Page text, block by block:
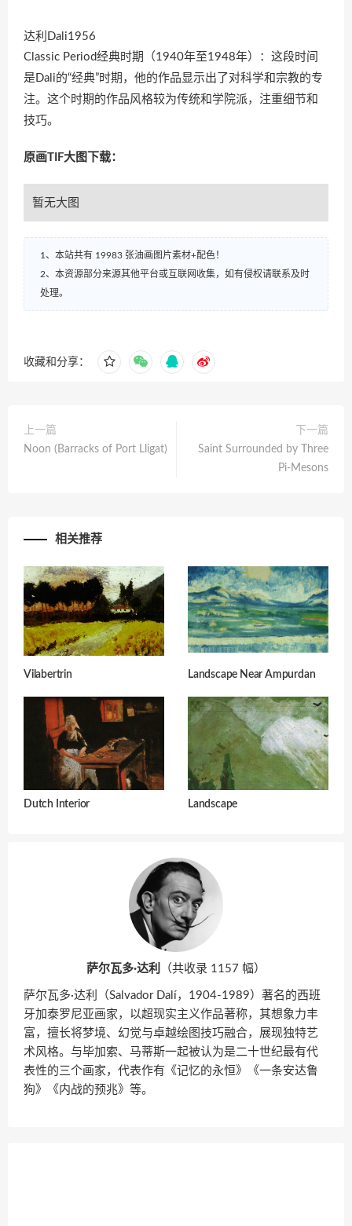
达利Dali1956
Classic Period经典时期（1940年至1948年）：这段时间
是Dali的“经典”时期，他的作品显示出了对科学和宗教的专
注。这个时期的作品风格较为传统和学院派，注重细节和
技巧。
原画TIF大图下载：
暂无大图
1、本站共有 19983 张油画图片素材+配色！
2、本资源部分来源其他平台或互联网收集，如有侵权请联系及时
处理。
收藏和分享：
上一篇
Noon (Barracks of Port Lligat)
下一篇
Saint Surrounded by Three
Pi-Mesons
相关推荐
Vilabertrin Landscape Near Ampurdan
Dutch Interior Landscape
萨尔瓦多·达利 （共收录 1157 幅）
萨尔瓦多·达利（Salvador Dalí，1904-1989）著名的西班
牙加泰罗尼亚画家，以超现实主义作品著称，其想象力丰
富，擅长将梦境、幻觉与卓越绘图技巧融合，展现独特艺
术风格。与毕加索、马蒂斯一起被认为是二十世纪最有代
表性的三个画家，代表作有《记忆的永恒》《一条安达鲁
狗》《内战的预兆》等。